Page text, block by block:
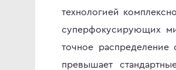
технологией
суперфокусирующих
точное
превышает